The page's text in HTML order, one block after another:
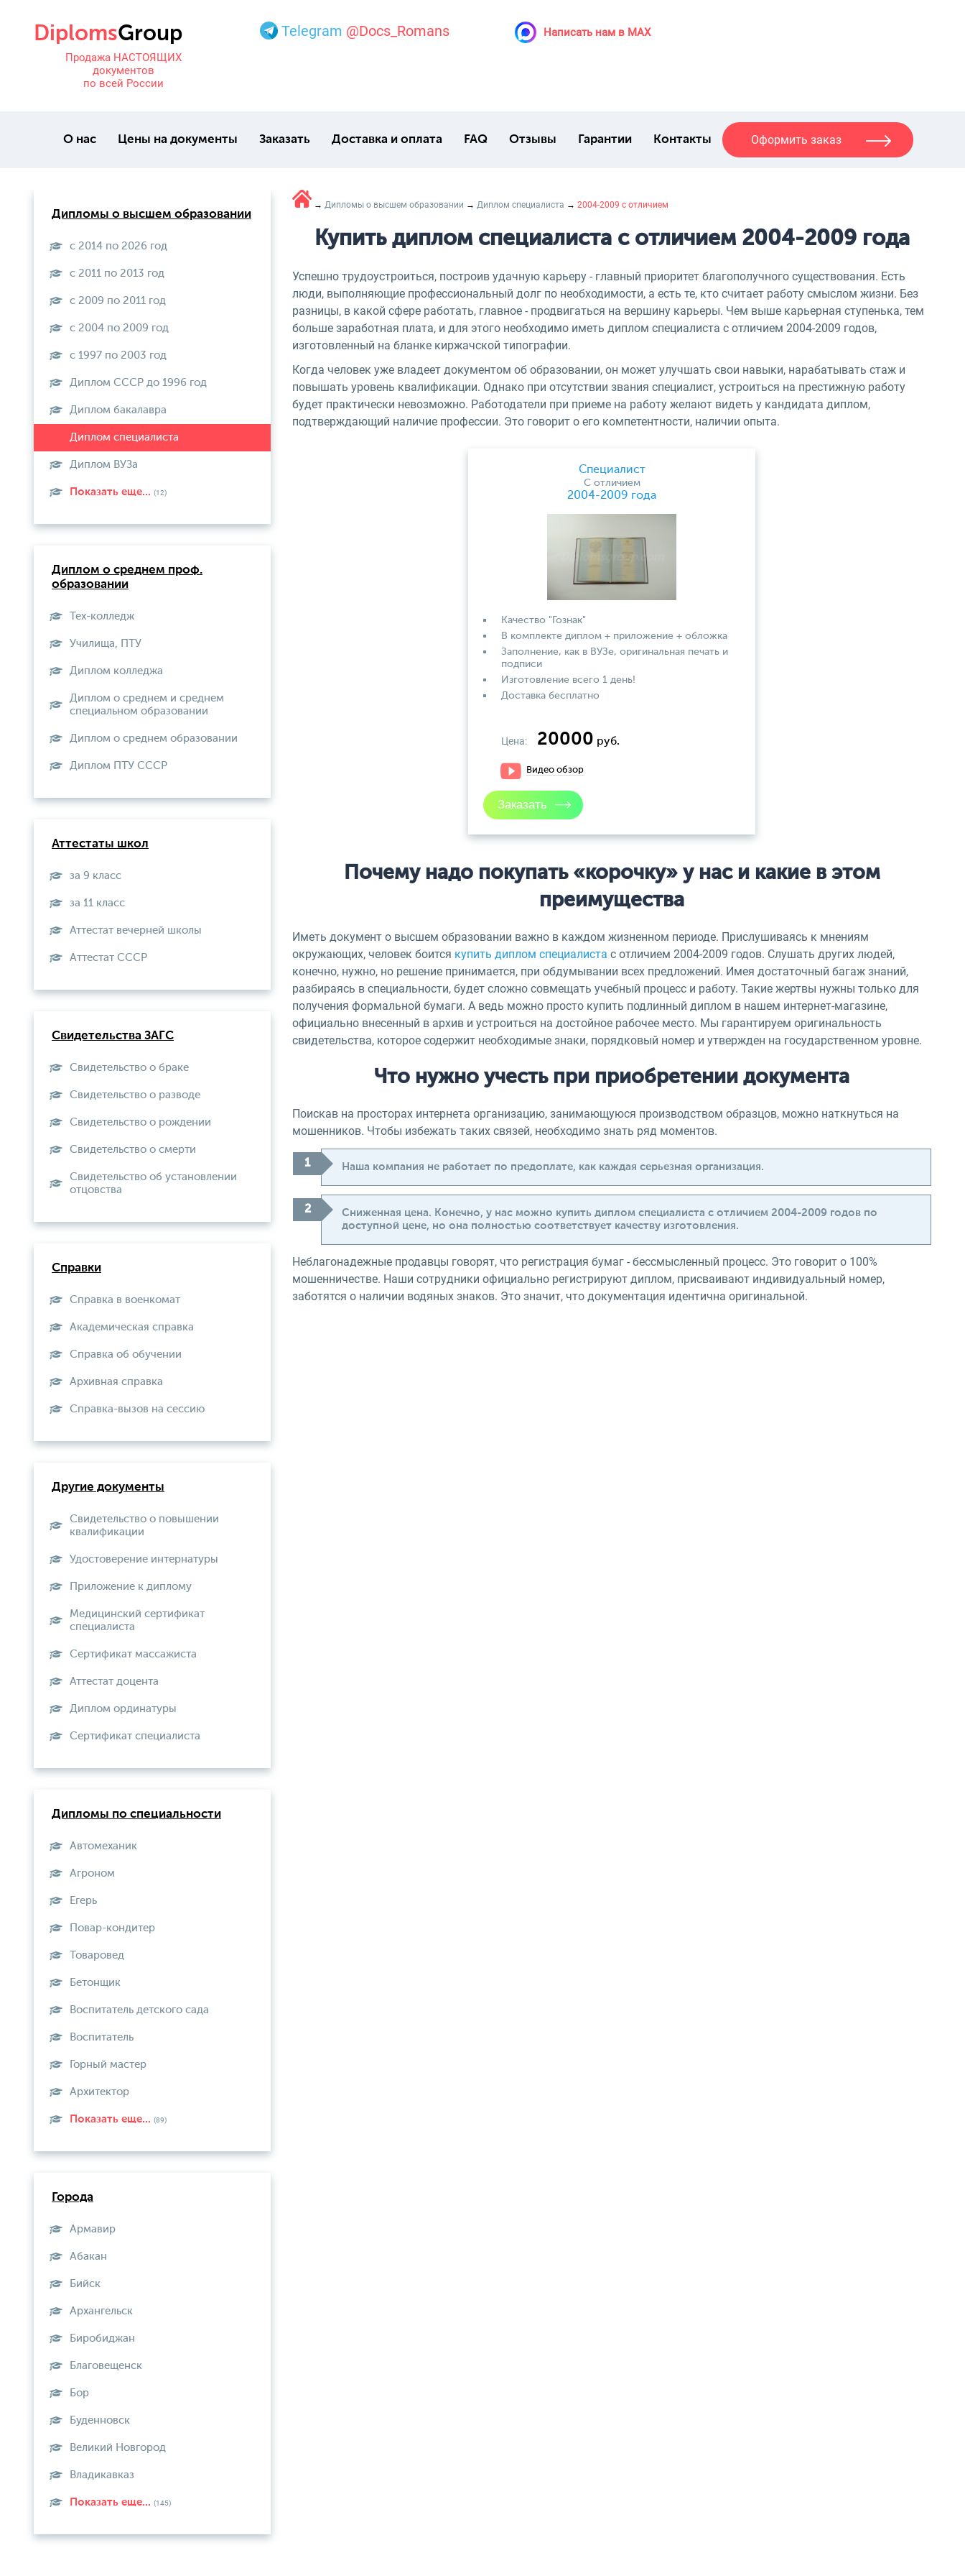
Продажа НАСТОЯЩИХ
документов
по всей России
Telegram @Docs_Romans Написать нам в MAX
О нас Цены на документы Заказать Доставка и оплата FAQ Отзывы Гарантии Контакты Оформить заказ
→ Дипломы о высшем образовании → Диплом специалиста → 2004-2009 с отличием
Купить диплом специалиста с отличием 2004-2009 года
Успешно трудоустроиться, построив удачную карьеру - главный приоритет благополучного существования. Есть
люди, выполняющие профессиональный долг по необходимости, а есть те, кто считает работу смыслом жизни. Без
разницы, в какой сфере работать, главное - продвигаться на вершину карьеры. Чем выше карьерная ступенька, тем
больше заработная плата, и для этого необходимо иметь диплом специалиста с отличием 2004-2009 годов,
изготовленный на бланке киржачской типографии.
Когда человек уже владеет документом об образовании, он может улучшать свои навыки, нарабатывать стаж и
повышать уровень квалификации. Однако при отсутствии звания специалист, устроиться на престижную работу
будет практически невозможно. Работодатели при приеме на работу желают видеть у кандидата диплом,
подтверждающий наличие профессии. Это говорит о его компетентности, наличии опыта.
Специалист
С отличием
2004-2009 года
Качество "Гознак"
В комплекте диплом + приложение + обложка
Заполнение, как в ВУЗе, оригинальная печать и
подписи
Изготовление всего 1 день!
Доставка бесплатно
Цена: 20000 руб.
Видео обзор
Почему надо покупать «корочку» у нас и какие в этом
преимущества
Иметь документ о высшем образовании важно в каждом жизненном периоде. Прислушиваясь к мнениям
окружающих, человек боится купить диплом специалиста с отличием 2004-2009 годов. Слушать других людей,
конечно, нужно, но решение принимается, при обдумывании всех предложений. Имея достаточный багаж знаний,
разбираясь в специальности, будет сложно совмещать учебный процесс и работу. Такие жертвы нужны только для
получения формальной бумаги. А ведь можно просто купить подлинный диплом в нашем интернет-магазине,
официально внесенный в архив и устроиться на достойное рабочее место. Мы гарантируем оригинальность
свидетельства, которое содержит необходимые знаки, порядковый номер и утвержден на государственном уровне.
Что нужно учесть при приобретении документа
Поискав на просторах интернета организацию, занимающуюся производством образцов, можно наткнуться на
мошенников. Чтобы избежать таких связей, необходимо знать ряд моментов.
Наша компания не работает по предоплате, как каждая серьезная организация.
Сниженная цена. Конечно, у нас можно купить диплом специалиста с отличием 2004-2009 годов по
доступной цене, но она полностью соответствует качеству изготовления.
Неблагонадежные продавцы говорят, что регистрация бумаг - бессмысленный процесс. Это говорит о 100%
мошенничестве. Наши сотрудники официально регистрируют диплом, присваивают индивидуальный номер,
заботятся о наличии водяных знаков. Это значит, что документация идентична оригинальной.
Дипломы о высшем образовании
с 2014 по 2026 год
с 2011 по 2013 год
с 2009 по 2011 год
с 2004 по 2009 год
с 1997 по 2003 год
Диплом СССР до 1996 год
Диплом бакалавра
Диплом ВУЗа
Показать еще... (12)
Диплом о среднем проф.
образовании
Тех-колледж
Училища, ПТУ
Диплом колледжа
Диплом о среднем и среднем
специальном образовании
Диплом о среднем образовании
Диплом ПТУ СССР
Аттестаты школ
за 9 класс
за 11 класс
Аттестат вечерней школы
Aттестат СССР
Свидетельства ЗАГС
Свидетельство о браке
Свидетельство о разводе
Свидетельство о рождении
Свидетельство о смерти
Свидетельство об установлении
отцовства
Справки
Справка в военкомат
Академическая справка
Справка об обучении
Архивная справка
Справка-вызов на сессию
Другие документы
Свидетельство о повышении
квалификации
Удостоверение интернатуры
Приложение к диплому
Медицинский сертификат
специалиста
Сертификат массажиста
Аттестат доцента
Диплом ординатуры
Сертификат специалиста
Дипломы по специальности
Автомеханик
Агроном
Егерь
Повар-кондитер
Товаровед
Бетонщик
Воспитатель детского сада
Воспитатель
Горный мастер
Архитектор
Показать еще... (89)
Города
Армавир
Абакан
Бийск
Архангельск
Биробиджан
Благовещенск
Бор
Буденновск
Великий Новгород
Владикавказ
Показать еще... (145)